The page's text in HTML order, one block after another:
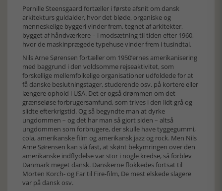
Pernille Steensgaard fortæller i første afsnit om dansk
arkitekturs guldalder, hvor det bløde, organiske og
menneskelige byggeri vinder frem, tegnet af arkitekter,
bygget af håndværkere – i modsætning til tiden efter 1960,
hvor de maskinprægede typehuse vinder frem i tusindtal.
Nils Arne Sørensen fortæller om 1950’ernes amerikanisering
med baggrund i den voldsomme rejseaktivitet, som
forskellige mellemfolkelige organisationer udfoldede for at
få danske beslutningstager, studerende osv. på kortere eller
længere ophold i USA. Det er også drømmen om det
grænseløse forbrugersamfund, som trives i den lidt grå og
slidte efterkrigstid. Og så begyndte man at dyrke
ungdommen – og det har man så gjort siden – altså
ungdommen som forbrugere, der skulle have tyggegummi,
cola, amerikanske film og amerikansk jazz og rock. Men Nils
Arne Sørensen kan slå fast, at skønt bekymringen over den
amerikanske indflydelse var stor i nogle kredse, så forblev
Danmark meget dansk. Danskerne flokkedes fortsat til
Morten Korch- og Far til Fire-film, De mest elskede slagere
var på dansk osv.